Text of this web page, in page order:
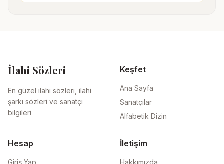
İlahi Sözleri
En güzel ilahi sözleri, ilahi
şarkı sözleri ve sanatçı
bilgileri
Keşfet
Ana Sayfa
Sanatçılar
Alfabetik Dizin
Hesap
Giriş Yap
İletişim
Hakkımızda